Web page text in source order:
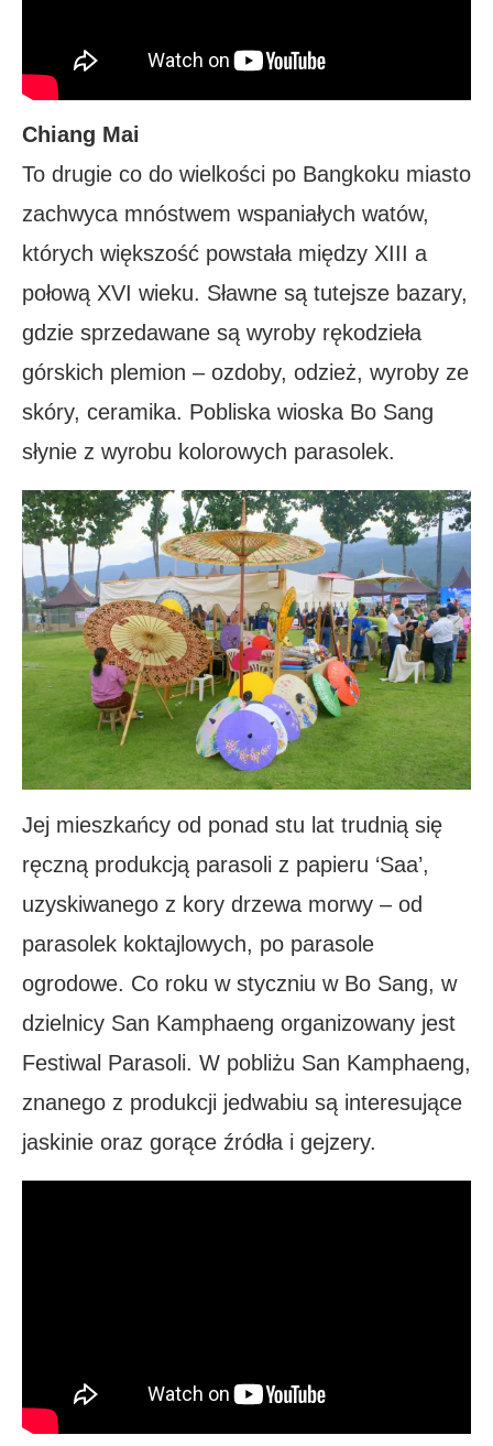
Chiang Mai
To drugie co do wielkości po Bangkoku miasto
zachwyca mnóstwem wspaniałych watów,
których większość powstała między XIII a
połową XVI wieku. Sławne są tutejsze bazary,
gdzie sprzedawane są wyroby rękodzieła
górskich plemion – ozdoby, odzież, wyroby ze
skóry, ceramika. Pobliska wioska Bo Sang
słynie z wyrobu kolorowych parasolek.
Jej mieszkańcy od ponad stu lat trudnią się
ręczną produkcją parasoli z papieru ‘Saa’,
uzyskiwanego z kory drzewa morwy – od
parasolek koktajlowych, po parasole
ogrodowe. Co roku w styczniu w Bo Sang, w
dzielnicy San Kamphaeng organizowany jest
Festiwal Parasoli. W pobliżu San Kamphaeng,
znanego z produkcji jedwabiu są interesujące
jaskinie oraz gorące źródła i gejzery.